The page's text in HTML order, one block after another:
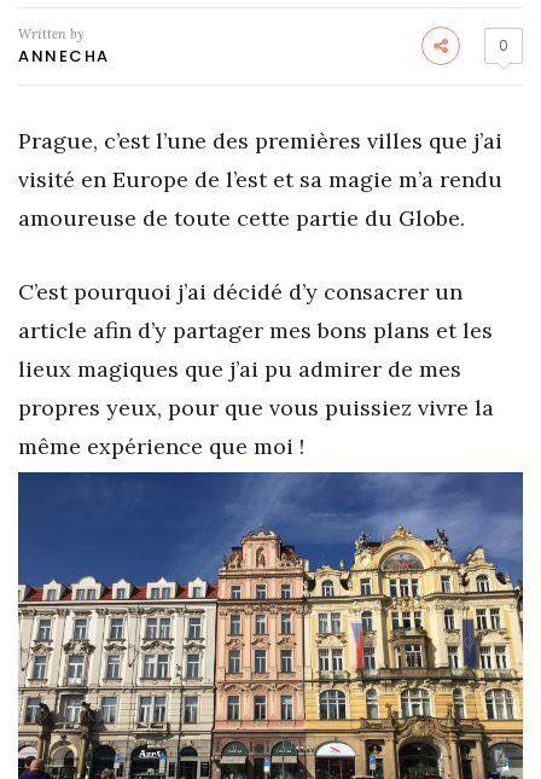
Written by
ANNECHA 0
Prague, c’est l’une des premières villes que j’ai
visité en Europe de l’est et sa magie m’a rendu
amoureuse de toute cette partie du Globe.
C’est pourquoi j’ai décidé d’y consacrer un
article afin d’y partager mes bons plans et les
lieux magiques que j’ai pu admirer de mes
propres yeux, pour que vous puissiez vivre la
même expérience que moi !